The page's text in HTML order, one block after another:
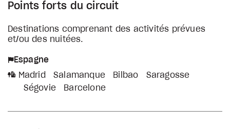
Points forts du circuit
Destinations comprenant des activités prévues
et/ou des nuitées.
Espagne
Madrid
Salamanque Bilbao
Saragosse
Ségovie
Barcelone